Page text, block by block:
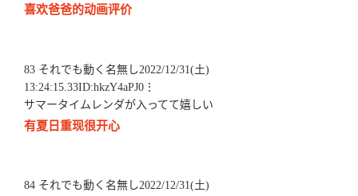
喜欢爸爸的动画评价
83 それでも動く名無し2022/12/31(土)
13:24:15.33ID:hkzY4aPJ0⋮
サマータイムレンダが入ってて嬉しい
有夏日重现很开心
84 それでも動く名無し2022/12/31(土)